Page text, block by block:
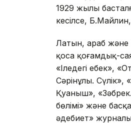
1929 жылы
кесілсе,
Латын, араб және
қоса қоғамдық-
«Іледегі еңбек»,
Сәрінұлы. Сүлік»,
Қуаныш», «Зәбрек.
бөлімі» және
әдебиет»